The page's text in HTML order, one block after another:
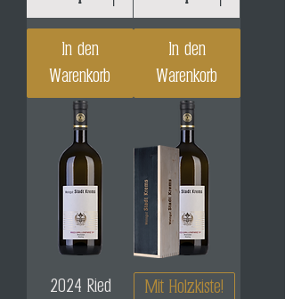
In den
Warenkorb
In den
Warenkorb
2024 Ried
Mit Holzkiste!